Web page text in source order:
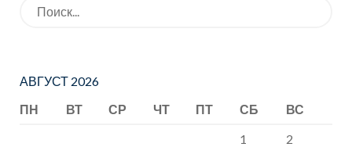
АВГУСТ 2026
ПН
ВТ СР ЧТ ПТ СБ
ВС
1
2